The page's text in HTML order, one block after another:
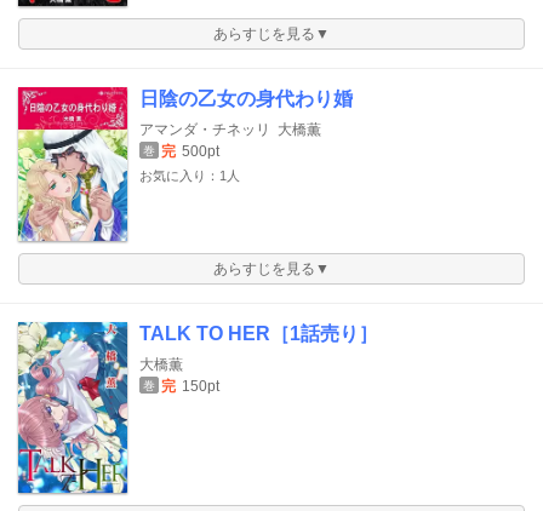
あらすじを見る▼
日陰の乙女の身代わり婚
アマンダ・チネッリ 大橋薫
巻 完 500pt
お気に入り：1人
あらすじを見る▼
TALK TO HER［1話売り］
大橋薫
巻 完 150pt